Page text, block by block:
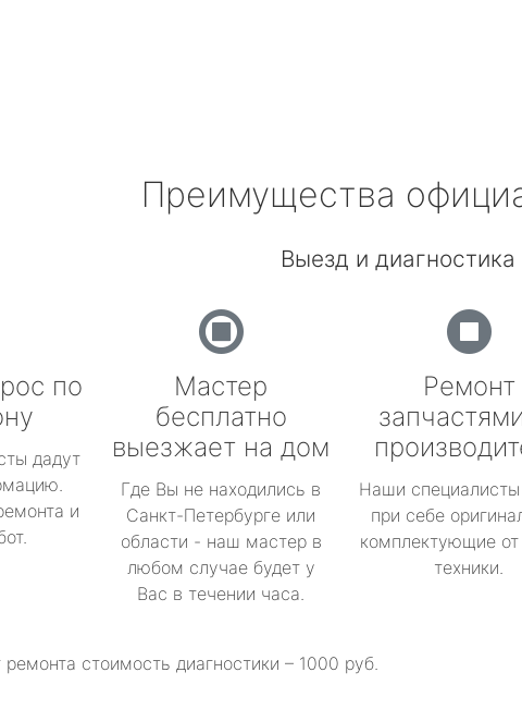
Преимущества
Выезд и
по
дадут
и
Мастер
бесплатно
выезжает на дом
Где Вы не находились в
Санкт-Петербурге или
области - наш мастер в
любом случае будет у
Вас в течении часа.
Ремонт
Наши
при себе
комплектующие
техники.
ремонта стоимость диагностики – 1000 руб.